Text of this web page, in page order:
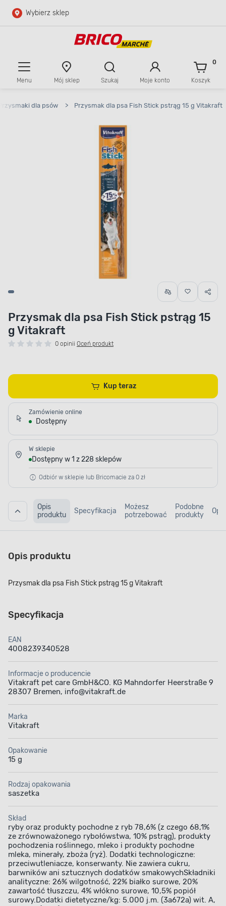
Przejdź do głównej zawartości
Wybierz sklep
Menu Mój sklep Szukaj Moje konto Koszyk
0
dla psów > Przysmak dla psa Fish Stick pstrąg 15 g Vitakraft
Przysmak dla psa Fish Stick pstrąg 15
g Vitakraft
0 opinii Oceń produkt
Kup teraz
Zamówienie online
Dostępny
W sklepie
Dostępny w 1 z 228 sklepów
Odbiór w sklepie lub Bricomacie za 0 zł
Opis
produktu
Specyfikacja
Możesz
potrzebować
Podobne
produkty
Opis produktu
Przysmak dla psa Fish Stick pstrąg 15 g Vitakraft
Specyfikacja
EAN
4008239340528
Informacje o producencie
Vitakraft pet care GmbH&CO. KG Mahndorfer Heerstraße 9
28307 Bremen, info@vitakraft.de
Marka
Vitakraft
Opakowanie
15 g
Rodzaj opakowania
saszetka
Skład
ryby oraz produkty pochodne z ryb 78,6% (z czego 68,1%
ze zrównoważonego rybołówstwa, 10% pstrąg), produkty
pochodzenia roślinnego, mleko i produkty pochodne
mleka, minerały, zboża (ryż). Dodatki technologiczne:
przeciwutleniacze, konserwanty. Nie zawiera cukru,
barwników ani sztucznych dodatków smakowychSkładniki
analityczne: 26% wilgotność, 22% białko surowe, 20%
zawartość tłuszczu, 4% włókno surowe, 10,5% popiół
surowy.Dodatki dietetyczne/kg: 5.000 j.m. (3a672a) wit. A,